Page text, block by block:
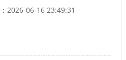
06-16 23:49:31